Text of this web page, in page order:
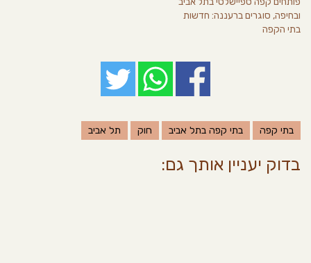
ובחיפה, סוגרים ברעננה: חדשות
בתי הקפה
בתי קפה בתי קפה בתל אביב חוק תל אביב
בדוק יעניין אותך גם: